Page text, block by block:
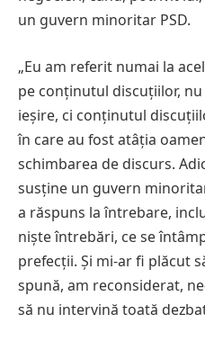
un guvern minoritar PSD.
„Eu am referit numai la
pe conținutul discuțiilor,
ieșire, ci conținutul
în care au fost atâția
schimbarea de discurs.
susține un guvern
a răspuns la întrebare,
niște întrebări, ce se
prefecții. Și mi-ar fi plăcut
spună, am reconsiderat,
să nu intervină toată